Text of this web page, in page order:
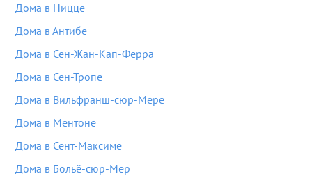
Дома в Ницце
Дома в Антибе
Дома в Сен-Жан-Кап-Ферра
Дома в Сен-Тропе
Дома в Вильфранш-сюр-Мере
Дома в Ментоне
Дома в Сент-Максиме
Дома в Больё-сюр-Мер